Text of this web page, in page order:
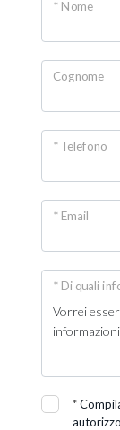
* Nome
Cognome
* Telefono
* Email
* Di quali
*
Nuova